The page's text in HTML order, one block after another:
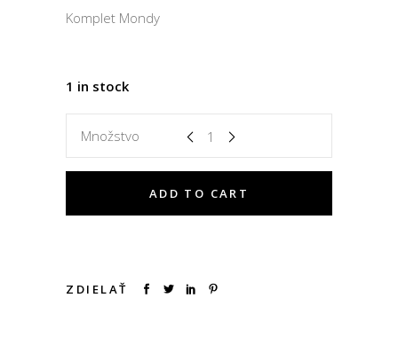
Komplet Mondy
1 in stock
Množstvo
ADD TO CART
ZDIELAŤ